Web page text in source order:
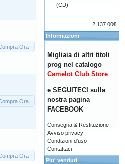
Ora
Ora
Ora
(CD)
2,137.00€
Informazioni
Migliaia di altri titoli
prog nel catalogo
Camelot Club Store
e SEGUITECI sulla
nostra pagina
FACEBOOK
Consegna & Restituzione
Avviso privacy
Condizioni d'uso
Contattaci
Piu' venduti